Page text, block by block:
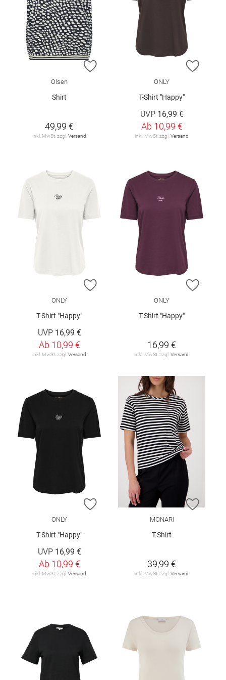
ZUR WUNSCHLISTE HINZUFÜGEN
Olsen
Shirt
49,99 €
inkl. MwSt. zzgl. Versand
ZUR
ONLY
T-Shirt "Happy"
UVP 16,99 €
Ab 10,99 €
inkl. MwSt. zzgl. Versand
ZUR WUNSCHLISTE HINZUFÜGEN
ONLY
T-Shirt "Happy"
UVP 16,99 €
Ab 10,99 €
inkl. MwSt. zzgl.Versand
ZUR
ONLY
T-Shirt "Happy"
16,99 €
inkl. MwSt. zzgl.Versand
ZUR WUNSCHLISTE HINZUFÜGEN
ONLY
T-Shirt "Happy"
UVP 16,99 €
Ab 10,99 €
inkl. MwSt. zzgl.Versand
ZUR
MONARI
T-Shirt
39,99 €
inkl. MwSt. zzgl.Versand